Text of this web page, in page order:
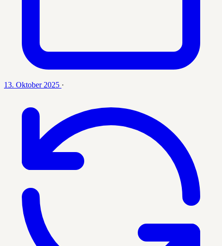
13. Oktober 2025 ·